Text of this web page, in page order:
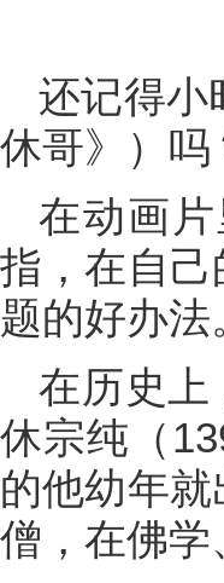
还记得小
休哥》）吗
在动画
指，在自
题的好办法
在历史上
休宗纯（
的他幼年
僧，在佛